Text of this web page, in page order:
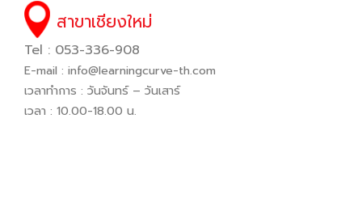
สาขาเชียงใหม่
Tel : 053-336-908
E-mail : info@learningcurve-th.com
เวลาทำการ : วันจันทร์ – วันเสาร์
เวลา : 10.00-18.00 น.